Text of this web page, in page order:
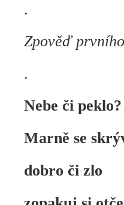
.
Zpověď
.
Nebe či peklo?
Marně se
dobro či zlo